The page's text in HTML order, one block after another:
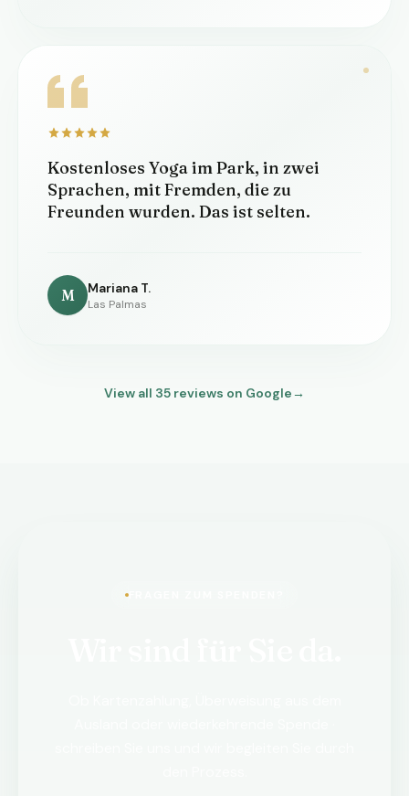
Kostenloses Yoga im Park, in zwei
Sprachen, mit Fremden, die zu
Freunden wurden. Das ist selten.
M Mariana T.
Las Palmas
View all 35 reviews on Google→
FRAGEN ZUM SPENDEN?